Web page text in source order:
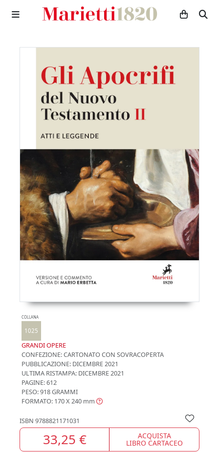
COLLANA
1025
GRANDI OPERE
CONFEZIONE:CARTONATO CON SOVRACOPERTA
PUBBLICAZIONE: DICEMBRE 2021
ULTIMA RISTAMPA: DICEMBRE 2021
PAGINE: 612
PESO: 918 GRAMMI
FORMATO: 170 X 240 mm
ISBN 9788821171031
33,25 € ACQUISTA
LIBRO CARTACEO